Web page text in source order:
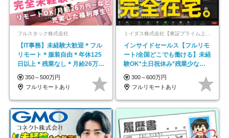
フルスタック株式会社
【IT事務】未経験大歓迎＊フル
リモート＊服装自由＊年休125
日以上＊残業なし＊月給26万円
以上
350～500万円
フルリモートあり
ミイダス株式会社【東証プライム上場パーソルグループ】
インサイドセールス【フルリモ
ート/全国どこでも働ける】未経
験OK*土日祝休み*残業少なめ*
在宅勤務手当あり
300～600万円
フルリモートあり